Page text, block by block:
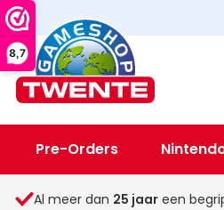
8,7
Pre-Orders
Spellen & Speelgoed
Al meer dan 25 jaar een